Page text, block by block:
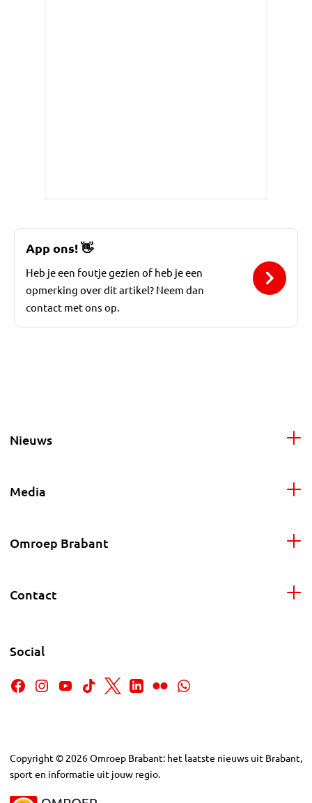
App ons!👋
Heb je een foutje gezien of heb je een
opmerking over dit artikel? Neem dan
contact met ons op.
Nieuws
Media
Omroep Brabant
Contact
Social
Copyright © 2026Omroep Brabant: het laatste nieuws uit Brabant,
sport en informatie uit jouw regio.